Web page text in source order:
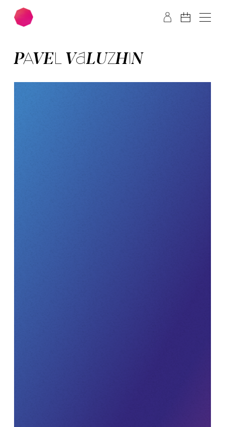
Zum Hauptinhalt springen Zum Footer springen
PA­VEL VALUZ­HIN